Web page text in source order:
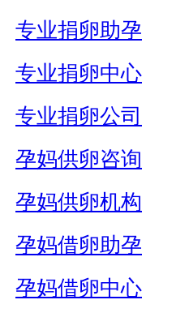
专业捐卵助孕
专业捐卵中心
专业捐卵公司
孕妈供卵咨询
孕妈供卵机构
孕妈借卵助孕
孕妈借卵中心